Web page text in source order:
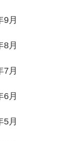
9月
8月
7月
6月
5月